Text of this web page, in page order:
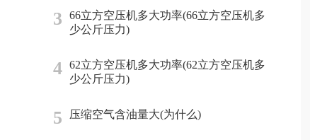
3
66立方空压机多大功率(66立方空压机多
少公斤压力)
4
62立方空压机多大功率(62立方空压机多
少公斤压力)
5 压缩空气含油量大(为什么)